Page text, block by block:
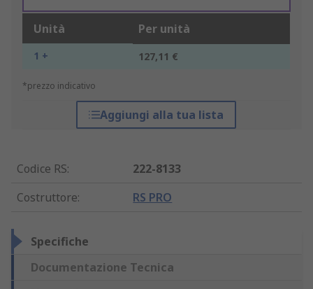
Unità Per unità
1 + 127,11 €
*prezzo indicativo
Aggiungi alla tua lista
Codice RS:
222-8133
Costruttore: RS PRO
Specifiche
Documentazione Tecnica